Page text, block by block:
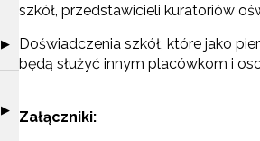
Rozwiń sekcję "Szkolenia i doradztwo dla kadr
▶
Rozwiń sekcję "Szkolenia i doradztwo dla kadr
▶
szkół, przedstawicieli kuratoriów
Doświadczenia szkół, które jako
będą służyć innym placówkom i
Załączniki: